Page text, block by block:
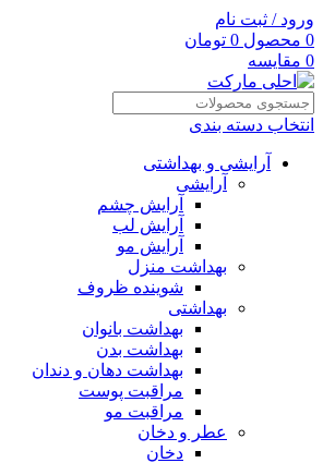
ورود / ثبت نام
0 محصول 0 تومان
0 مقایسه
انتخاب دسته بندی
آرایشی و بهداشتی
آرایشی
آرایش چشم
آرایش لب
آرایش مو
بهداشت منزل
شوینده ظروف
بهداشتی
بهداشت بانوان
بهداشت بدن
بهداشت دهان و دندان
مراقبت پوست
مراقبت مو
عطر و دخان
دخان